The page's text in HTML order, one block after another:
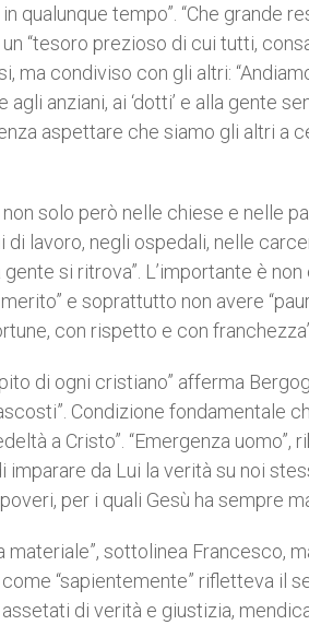
qualunque tempo”. “Che grande
“tesoro prezioso di cui tutti,
ma condiviso con gli altri:
anziani, ai ‘dotti’ e alla gente
aspettare che siamo gli altri a
solo però nelle chiese e nelle
lavoro, negli ospedali, nelle
si ritrova”. L’importante è non
e soprattutto non avere
con rispetto e con
di ogni cristiano” afferma
Condizione fondamentale
a Cristo”. “Emergenza uomo”,
imparare da Lui la verità su noi
per i quali Gesù ha sempre
sottolinea Francesco,
“sapientemente” rifletteva il
di verità e giustizia,